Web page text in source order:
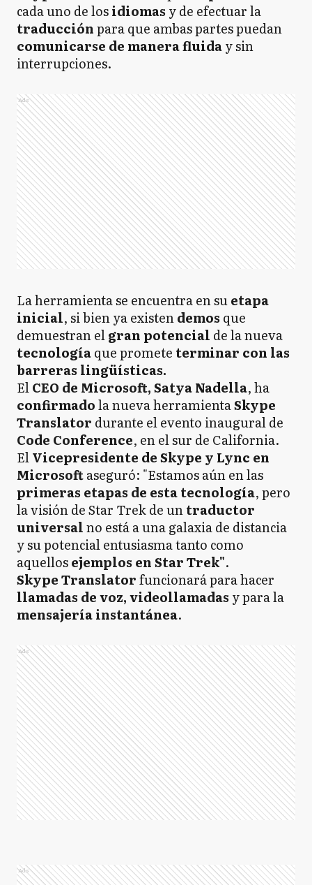
cada uno de losidiomas y de efectuar la
traducciónpara que ambas partes puedan
comunicarse de manera fluiday sin
interrupciones.
Ads
La herramienta se encuentra en suetapa
inicial, si bien ya existendemos que
demuestran elgran potencial de la nueva
tecnologíaque promete terminar con las
barreras lingüísticas.
ElCEO de Microsoft, Satya Nadella, ha
confirmadola nueva herramientaSkype
Translator durante el evento inaugural de
Code Conference, en el sur de California.
ElVicepresidente de Skype y Lync en
Microsoftaseguró: "Estamos aún en las
primeras etapas de esta tecnología, pero
la visión de Star Trek de untraductor
universalno está a una galaxia de distancia
y su potencial entusiasma tanto como
aquellosejemplos en Star Trek".
Skype Translatorfuncionará para hacer
llamadas de voz, videollamadas y para la
mensajería instantánea.
Ads
Ads